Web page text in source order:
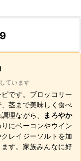
ています
です。ブロッコリー
茎まで美味しく食べ
理ながら、
まろやか
にベーコンやウイン
レイジーソルトを加
す。家族みんなに好